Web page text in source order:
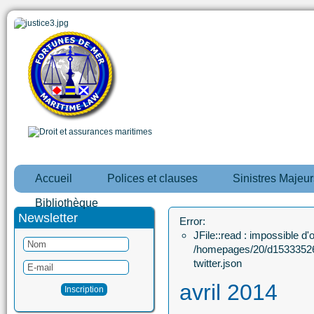
Accueil Polices et clauses Sinistres
Bibliothèque
Newsletter
Error:
JFile::read : impossible
/homepages/20/
twitter.json
avril 2014